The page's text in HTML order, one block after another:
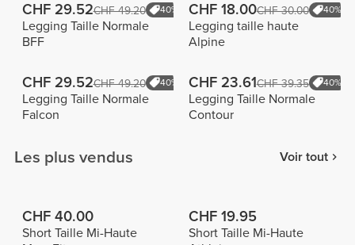
CHF 29.52CHF 49.20 40%
Legging Taille Normale
BFF
CHF 18.00CHF 30.00 40%
Legging taille haute
Alpine
CHF 29.52CHF 49.20 40%
Legging Taille Normale
Falcon
CHF 23.61CHF 39.35 40%
Legging Taille Normale
Contour
Les plus vendus Voir tout
CHF 40.00
Short Taille Mi-Haute
CHF 19.95
Short Taille Mi-Haute